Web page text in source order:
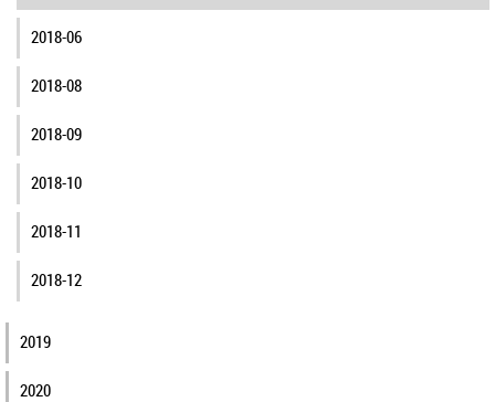
2018-06
2018-08
2018-09
2018-10
2018-11
2018-12
2019
2020